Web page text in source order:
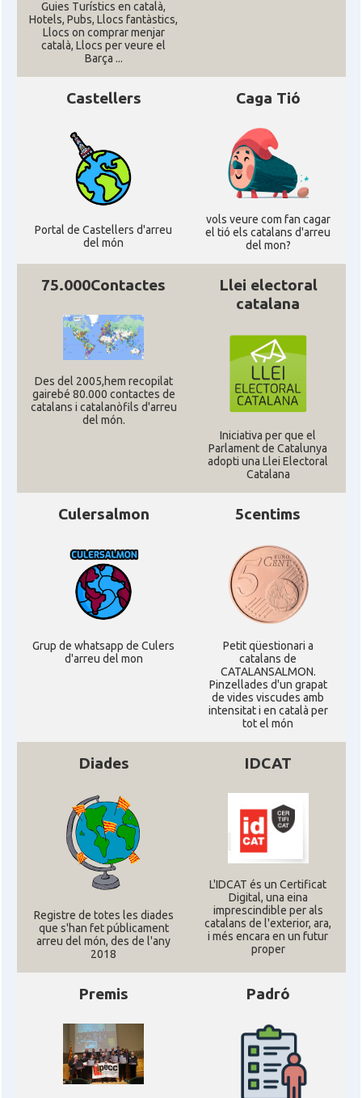
Guies Turístics en català,
Hotels, Pubs, Llocs fantàstics,
Llocs on comprar menjar
català, Llocs per veure el
Barça ...
Castellers
Portal de Castellers d'arreu
del món
Caga Tió
vols veure com fan cagar
el tió els catalans d'arreu
del mon?
75.000Contactes
Des del 2005,hem recopilat
gairebé 80.000 contactes de
catalans i catalanòfils d'arreu
del món.
Llei electoral
catalana
Iniciativa per que el
Parlament de Catalunya
adopti una Llei Electoral
Catalana
Culersalmon
Grup de whatsapp de Culers
d'arreu del mon
5centims
Petit qüestionari a
catalans de
CATALANSALMON.
Pinzellades d'un grapat
de vides viscudes amb
intensitat i en català per
tot el món
Diades
Registre de totes les diades
que s'han fet públicament
arreu del món, des de l'any
2018
IDCAT
L'IDCAT és un Certificat
Digital, una eina
imprescindible per als
catalans de l'exterior, ara,
i més encara en un futur
proper
Premis Padró